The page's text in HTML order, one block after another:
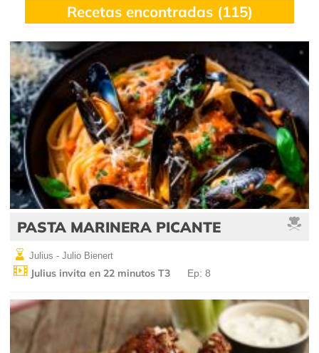
Recetas encontradas (115)
PASTA MARINERA PICANTE
Julius - Julio Bienert
Julius invita en 22 minutos T3 Ep: 8